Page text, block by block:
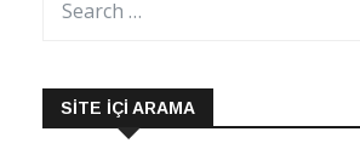
SITE İÇI ARAMA